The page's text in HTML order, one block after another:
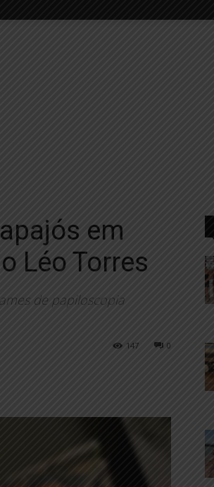
em
Léo Torres
de papiloscopia
0
147